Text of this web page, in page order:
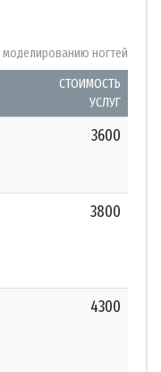
моделированию ногтей
СТОИМОСТЬ
УСЛУГ
3600
3800
4300